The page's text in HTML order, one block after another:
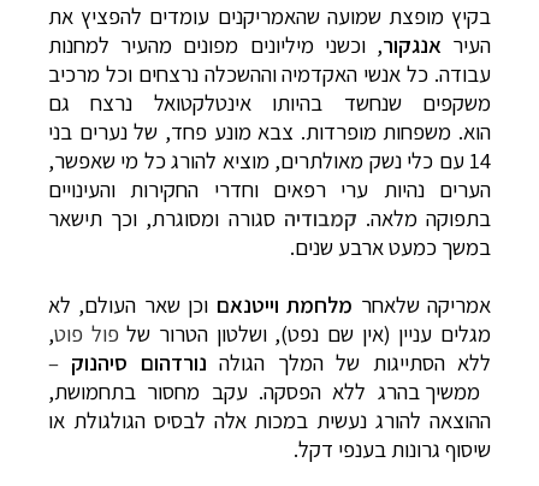
בקיץ מופצת שמועה שהאמריקנים עומדים להפציץ את
העיר אנגקור, וכשני מיליונים מפונים מהעיר למחנות
עבודה. כל אנשי האקדמיה וההשכלה נרצחים וכל מרכיב
משקפים שנחשד בהיותו אינטלקטואל נרצח גם
הוא. משפחות מופרדות. צבא מונע פחד, של נערים בני
14 עם כלי נשק מאולתרים, מוציא להורג כל מי שאפשר,
הערים נהיות ערי רפאים וחדרי החקירות והעינויים
בתפוקה מלאה. קמבודיה סגורה ומסוגרת, וכך תישאר
במשך כמעט ארבע שנים.
אמריקה שלאחר מלחמת וייטנאם וכן שאר העולם, לא
מגלים עניין (אין שם נפט), ושלטון הטרור שלפול פוט,
ללא הסתייגות של המלך הגולה נורדהום סיהנוק –
ממשיך בהרג ללא הפסקה. עקב מחסור בתחמושת,
ההוצאה להורג נעשית במכות אלה לבסיס הגולגולת או
שיסוף גרונות בענפי דקל.